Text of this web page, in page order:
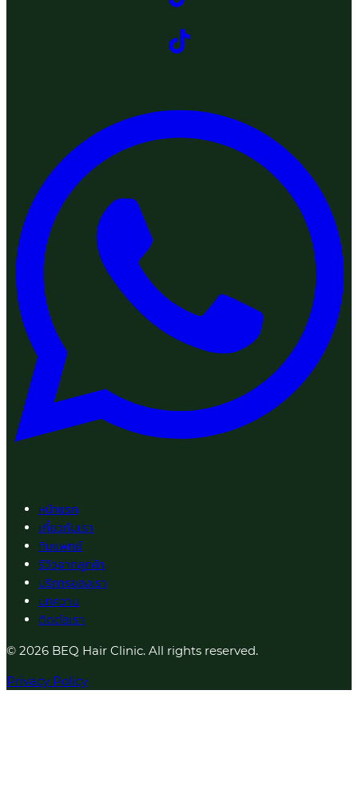
หน้าแรก
เกี่ยวกับเรา
ทีมแพทย์
รีวิวจากลูกค้า
บริการของเรา
บทความ
ติดต่อเรา
© 2026 BEQ Hair Clinic. All rights reserved.
Privacy Policy